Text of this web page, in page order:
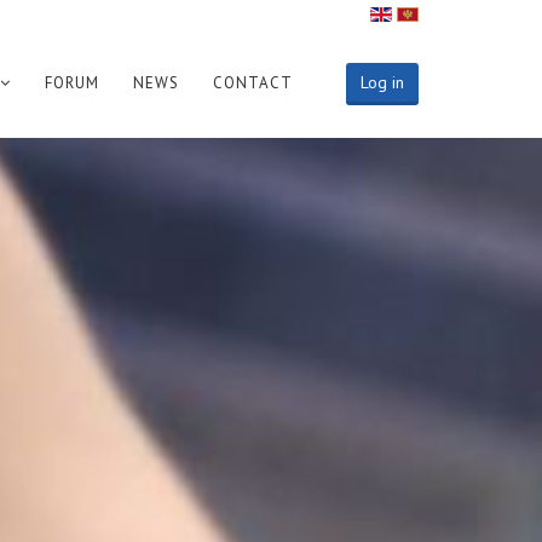
Log in
FORUM NEWS CONTACT